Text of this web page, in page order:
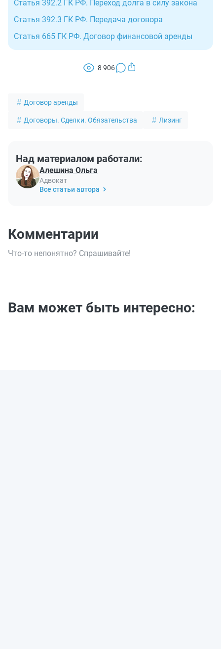
лизингополучателя. Получите деньги по
заключенному соглашению и передайте арендуемый
Статья 392.2 ГК РФ. Переход долга в силу закона
Статья 392.3 ГК РФ. Передача договора
Статья 665 ГК РФ. Договор финансовой аренды
8 906
Договор аренды
Договоры. Сделки. Обязательства Лизинг
Над материалом работали:
Алешина Ольга
Адвокат
Все статьи автора
Комментарии
Что-то непонятно? Спрашивайте!
Вам может быть интересно: